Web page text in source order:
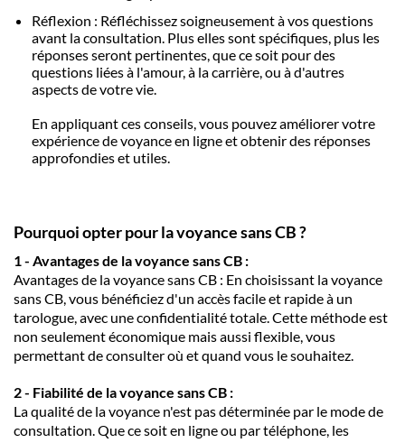
Réflexion : Réfléchissez soigneusement à vos questions
avant la consultation. Plus elles sont spécifiques, plus les
réponses seront pertinentes, que ce soit pour des
questions liées à l'amour, à la carrière, ou à d'autres
aspects de votre vie.
En appliquant ces conseils, vous pouvez améliorer votre
expérience de voyance en ligne et obtenir des réponses
approfondies et utiles.
Pourquoi opter pour la voyance sans CB ?
1 - Avantages de la voyance sans CB :
Avantages de la voyance sans CB : En choisissant la voyance
sans CB, vous bénéficiez d'un accès facile et rapide à un
tarologue, avec une confidentialité totale. Cette méthode est
non seulement économique mais aussi flexible, vous
permettant de consulter où et quand vous le souhaitez.
2 - Fiabilité de la voyance sans CB :
La qualité de la voyance n'est pas déterminée par le mode de
consultation. Que ce soit en ligne ou par téléphone, les